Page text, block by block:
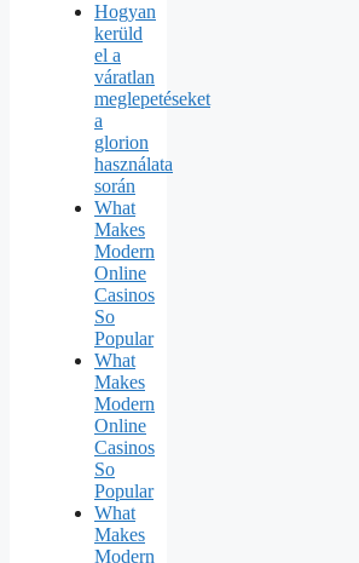
Hogyan
kerüld
el a
váratlan
meglepetéseket
a
glorion
használata
során
What
Makes
Modern
Online
Casinos
So
Popular
What
Makes
Modern
Online
Casinos
So
Popular
What
Makes
Modern